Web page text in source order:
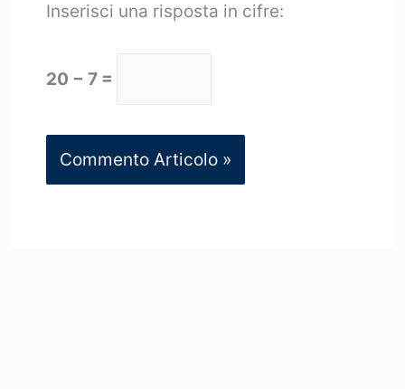
Inserisci una risposta in cifre:
20 − 7 =